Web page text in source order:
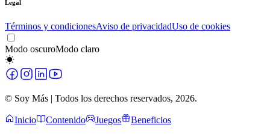
Legal
Términos y condicionesAviso de privacidadUso de cookies
Modo oscuroModo claro
© Soy Más | Todos los derechos reservados, 2026.
Inicio Contenido Juegos Beneficios